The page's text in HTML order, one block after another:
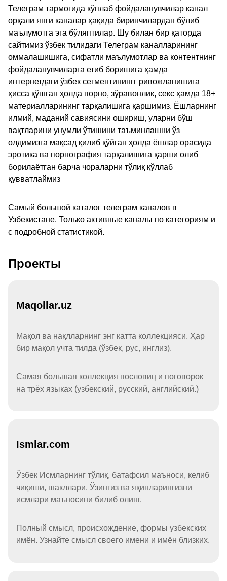
Телеграм тармоғида кўплаб фойдаланувчилар канал
орқали янги каналар ҳақида биринчилардан бўлиб
маълумотга эга бўляптилар. Шу билан бир қаторда
сайтимиз ўзбек тилидаги Телеграм каналларининг
оммалашишига, сифатли маълумотлар ва контентнинг
фойдаланувчиларга етиб боришига ҳамда
интернетдаги ўзбек сегментинингг ривожланишига
ҳисса қўшган ҳолда порно, зўравонлик, секс ҳамда 18+
материалларининг тарқалишига қаршимиз. Ёшларнинг
илмий, маданий савиясини ошириш, уларни бўш
вақтларини унумли ўтишини таъминлашни ўз
олдимизга мақсад қилиб қўйган ҳолда ёшлар орасида
эротика ва порнография тарқалишига қарши олиб
борилаётган барча чораларни тўлиқ қўллаб
қувватлаймиз
Самый большой каталог телеграм каналов в
Узбекистане. Только активные каналы по категориям и
с подробной статистикой.
Проекты
Maqollar.uz
Мақол ва нақлларнинг энг катта коллекцияси. Ҳар
бир мақол учта тилда (ўзбек, рус, инглиз).
Самая большая коллекция пословиц и поговорок
на трёх языках (узбекский, русский, английский.)
Ismlar.com
Ўзбек Исмларнинг тўлиқ, батафсил маъноси, келиб
чиқиши, шакллари. Ўзингиз ва яқинларингизни
исмлари маъносини билиб олинг.
Полный смысл, происхождение, формы узбекских
имён. Узнайте смысл своего имени и имён близких.